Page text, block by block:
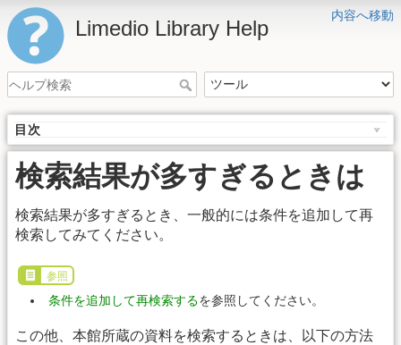
内容へ移動
Limedio Library Help
目次
検索結果が多すぎるときは
検索結果が多すぎるとき、一般的には条件を追加して再
検索してみてください。
参照
条件を追加して再検索するを参照してください。
この他、本館所蔵の資料を検索するときは、以下の方法